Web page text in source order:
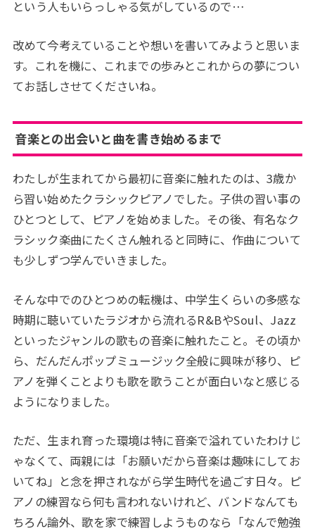
という人もいらっしゃる気がしているので…
改めて今考えていることや想いを書いてみようと思いま
す。これを機に、これまでの歩みとこれからの夢につい
てお話しさせてくださいね。
音楽との出会いと曲を書き始めるまで
わたしが生まれてから最初に音楽に触れたのは、3歳か
ら習い始めたクラシックピアノでした。子供の習い事の
ひとつとして、ピアノを始めました。その後、有名なク
ラシック楽曲にたくさん触れると同時に、作曲について
も少しずつ学んでいきました。
そんな中でのひとつめの転機は、中学生くらいの多感な
時期に聴いていたラジオから流れるR&BやSoul、Jazz
といったジャンルの歌もの音楽に触れたこと。その頃か
ら、だんだんポップミュージック全般に興味が移り、ピ
アノを弾くことよりも歌を歌うことが面白いなと感じる
ようになりました。
ただ、生まれ育った環境は特に音楽で溢れていたわけじ
ゃなくて、両親には「お願いだから音楽は趣味にしてお
いてね」と念を押されながら学生時代を過ごす日々。ピ
アノの練習なら何も言われないけれど、バンドなんても
ちろん論外、歌を家で練習しようものなら「なんで勉強